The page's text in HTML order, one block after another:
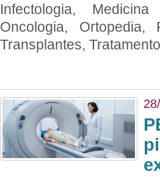
Infectologia,
Oncologia, Ortopedia,
Transplantes,